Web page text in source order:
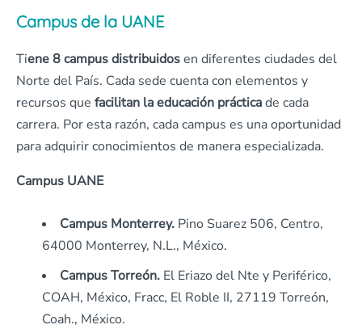
Campus de la UANE
Tiene 8 campus distribuidosen diferentes ciudades del
Norte del País. Cada sede cuenta con elementos y
recursos que facilitan la educación prácticade cada
carrera. Por esta razón, cada campus es una oportunidad
para adquirir conocimientos de manera especializada.
Campus UANE
Campus Monterrey. Pino Suarez 506, Centro,
64000 Monterrey, N.L., México.
Campus Torreón. El Eriazo del Nte y Periférico,
COAH, México, Fracc, El Roble II, 27119 Torreón,
Coah., México.